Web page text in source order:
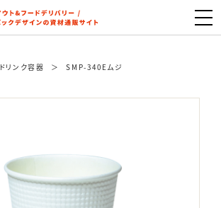
ドリンク容器 ＞ SMP-340Eムジ